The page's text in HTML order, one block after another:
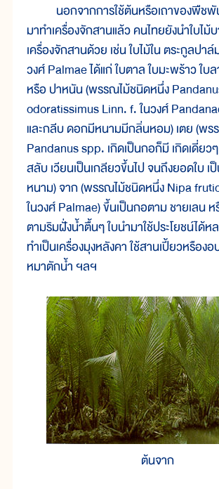
นอกจากการใช้ต้นหรือเถาของพืชพั
มาทำเครื่องจักสานแล้ว คนไทยยังนำใบไม้
เครื่องจักสานด้วย เช่น ใบไม้ใน ตระกูลปา
วงศ์ Palmae ได้แก่ ใบตาล ใบมะพร้าว ใบ
หรือ ปาหนัน (พรรณไม้ชนิดหนึ่ง
odoratissimus Linn. f. ในวงศ์
และกลีบ ดอกมีหนามมีกลิ่นหอม) เตย (พ
Pandanus spp. เกิดเป็นกอก็มี เกิดเดี่ยว
สลับ เวียนเป็นเกลียวขึ้นไป จนถึงยอดใบ เ
หนาม) จาก (พรรณไม้ชนิดหนึ่ง Nipa
ในวงศ์ Palmae) ขึ้นเป็นกอตาม ชายเลน
ตามริมฝั่งน้ำตื้นๆ ใบนำมาใช้ประโยชน์ได้ห
ทำเป็นเครื่องมุงหลังคา ใช้สานเปี้ยวหรือง
หมาตักน้ำ ฯลฯ
ต้นจาก